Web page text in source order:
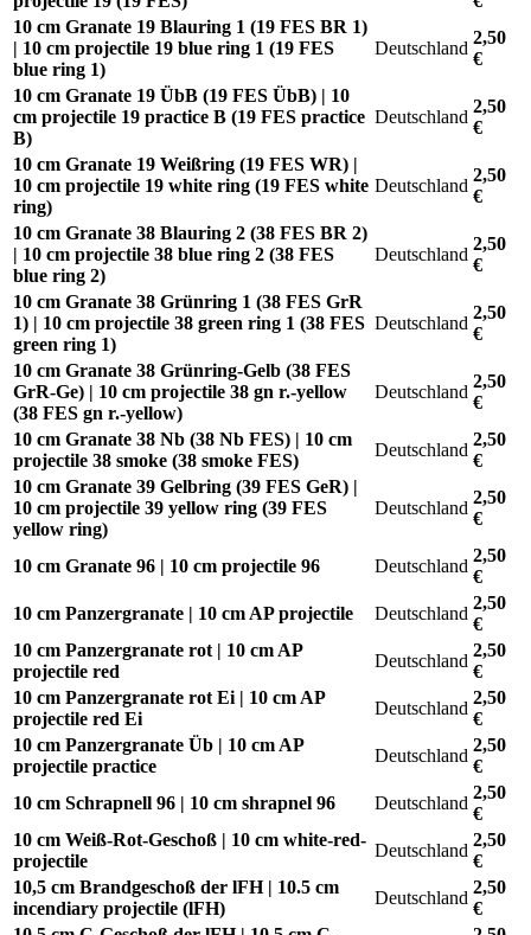
10 cm Granate 19 Blauring 1 (19 FES BR 1)
| 10 cm projectile 19 blue ring 1 (19 FES
blue ring 1)
Deutschland
2,50
€
10 cm Granate 19 ÜbB (19 FES ÜbB) | 10
cm projectile 19 practice B (19 FES practice
B)
Deutschland
2,50
€
10 cm Granate 19 Weißring (19 FES WR) |
10 cm projectile 19 white ring (19 FES white
ring)
Deutschland
2,50
€
10 cm Granate 38 Blauring 2 (38 FES BR 2)
| 10 cm projectile 38 blue ring 2 (38 FES
blue ring 2)
Deutschland
2,50
€
10 cm Granate 38 Grünring 1 (38 FES GrR
1) | 10 cm projectile 38 green ring 1 (38 FES
green ring 1)
Deutschland
2,50
€
10 cm Granate 38 Grünring-Gelb (38 FES
GrR-Ge) | 10 cm projectile 38 gn r.-yellow
(38 FES gn r.-yellow)
Deutschland
2,50
€
10 cm Granate 38 Nb (38 Nb FES) | 10 cm
projectile 38 smoke (38 smoke FES)
Deutschland
2,50
€
10 cm Granate 39 Gelbring (39 FES GeR) |
10 cm projectile 39 yellow ring (39 FES
yellow ring)
Deutschland
2,50
€
10 cm Granate 96 | 10 cm projectile 96 Deutschland
2,50
€
10 cm Panzergranate | 10 cm AP projectile
Deutschland
2,50
€
10 cm Panzergranate rot | 10 cm AP
projectile red
Deutschland
2,50
€
10 cm Panzergranate rot Ei | 10 cm AP
projectile red Ei
Deutschland
2,50
€
10 cm Panzergranate Üb | 10 cm AP
projectile practice
Deutschland
2,50
€
10 cm Schrapnell 96 | 10 cm shrapnel 96
Deutschland
2,50
€
10 cm Weiß-Rot-Geschoß | 10 cm white-red-
projectile
Deutschland
2,50
€
10,5 cm Brandgeschoß der lFH | 10.5 cm
incendiary projectile (lFH)
Deutschland
2,50
€